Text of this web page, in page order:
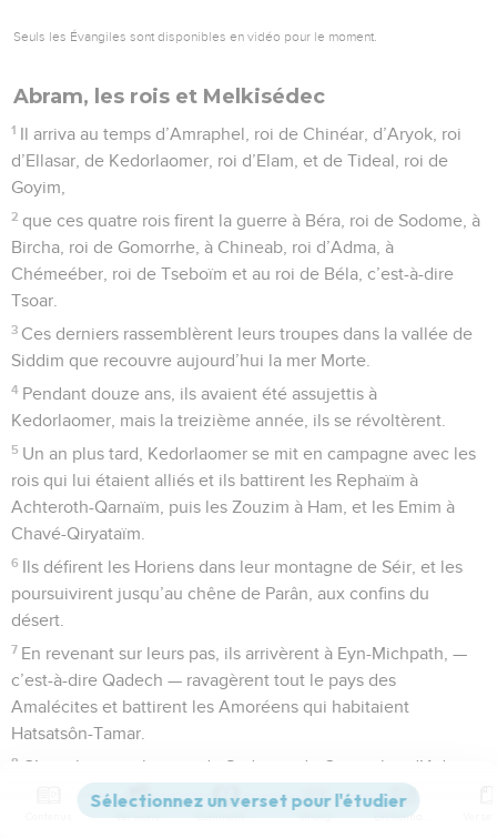
Seuls les Évangiles sont disponibles en vidéo pour le moment.
Abram, les rois et Melkisédec
1 Il arriva au temps d’Amraphel, roi de Chinéar, d’Aryok, roi
d’Ellasar, de Kedorlaomer, roi d’Elam, et de Tideal, roi de
Goyim,
2 que ces quatre rois firent la guerre à Béra, roi de Sodome, à
Bircha, roi de Gomorrhe, à Chineab, roi d’Adma, à
Chémeéber, roi de Tseboïm et au roi de Béla, c’est-à-dire
Tsoar.
3 Ces derniers rassemblèrent leurs troupes dans la vallée de
Siddim que recouvre aujourd’hui la mer Morte.
4 Pendant douze ans, ils avaient été assujettis à
Kedorlaomer, mais la treizième année, ils se révoltèrent.
5 Un an plus tard, Kedorlaomer se mit en campagne avec les
rois qui lui étaient alliés et ils battirent les Rephaïm à
Achteroth-Qarnaïm, puis les Zouzim à Ham, et les Emim à
Chavé-Qiryataïm.
6 Ils défirent les Horiens dans leur montagne de Séir, et les
poursuivirent jusqu’au chêne de Parân, aux confins du
désert.
7 En revenant sur leurs pas, ils arrivèrent à Eyn-Michpath, —
c’est-à-dire Qadech — ravagèrent tout le pays des
Amalécites et battirent les Amoréens qui habitaient
Hatsatsôn-Tamar.
8 C’est alors que les rois de Sodome, de Gomorrhe, d’Adma,
de Tseboïm et de Béla, c’est-à-dire Tsoar, s’avancèrent et se
mirent en position de combat dans la vallée de Siddim
Versions Commentaires Strong